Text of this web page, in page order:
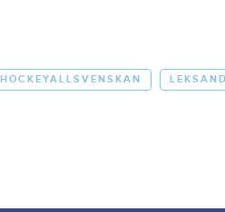
HOCKEYALLSVENSKAN LEKSAND